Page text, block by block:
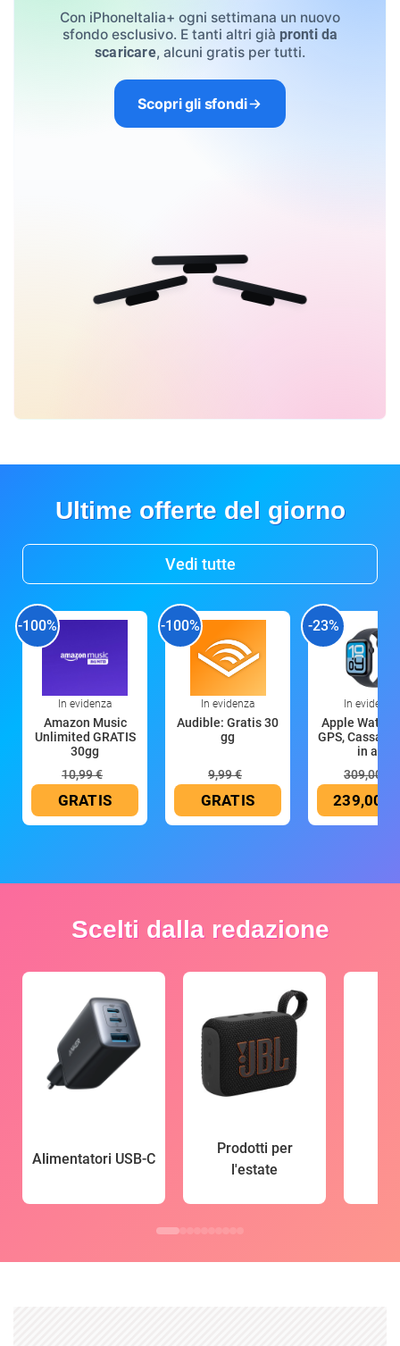
Con iPhoneItalia+ ogni settimana un nuovo
sfondo esclusivo. E tanti altri già pronti da
scaricare, alcuni gratis per tutti.
Scopri gli sfondi
Ultime offerte del giorno
Vedi tutte
-100%
In evidenza
Amazon Music
Unlimited GRATIS
30gg
10,99 €
GRATIS
-100%
In evidenza
Audible: Gratis 30
gg
9,99 €
GRATIS
-23%
In evidenza
Apple Watch
GPS, Cassa
in all
309,00 €
239,00 €
Scelti dalla redazione
Alimentatori USB-C
Prodotti per
l'estate